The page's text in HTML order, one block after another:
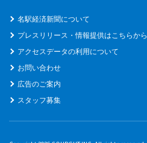
名駅経済新聞について
プレスリリース・情報提供はこちらから
アクセスデータの利用について
お問い合わせ
広告のご案内
スタッフ募集